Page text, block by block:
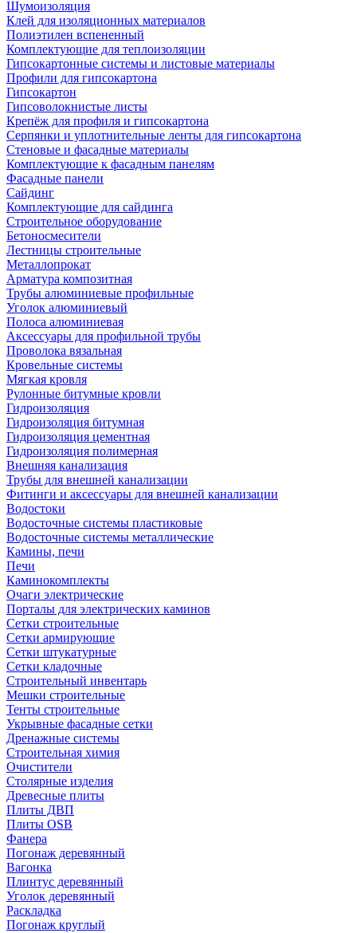
Шумоизоляция
Клей для изоляционных материалов
Полиэтилен вспененный
Комплектующие для теплоизоляции
Гипсокартонные системы и листовые материалы
Профили для гипсокартона
Гипсокартон
Гипсоволокнистые листы
Крепёж для профиля и гипсокартона
Серпянки и уплотнительные ленты для гипсокартона
Стеновые и фасадные материалы
Комплектующие к фасадным панелям
Фасадные панели
Сайдинг
Комплектующие для сайдинга
Строительное оборудование
Бетоносмесители
Лестницы строительные
Металлопрокат
Арматура композитная
Трубы алюминиевые профильные
Уголок алюминиевый
Полоса алюминиевая
Аксессуары для профильной трубы
Проволока вязальная
Кровельные системы
Мягкая кровля
Рулонные битумные кровли
Гидроизоляция
Гидроизоляция битумная
Гидроизоляция цементная
Гидроизоляция полимерная
Внешняя канализация
Трубы для внешней канализации
Фитинги и аксессуары для внешней канализации
Водостоки
Водосточные системы пластиковые
Водосточные системы металлические
Камины, печи
Печи
Каминокомплекты
Очаги электрические
Порталы для электрических каминов
Сетки строительные
Сетки армирующие
Сетки штукатурные
Сетки кладочные
Строительный инвентарь
Мешки строительные
Тенты строительные
Укрывные фасадные сетки
Дренажные системы
Строительная химия
Очистители
Столярные изделия
Древесные плиты
Плиты ДВП
Плиты OSB
Фанера
Погонаж деревянный
Вагонка
Плинтус деревянный
Уголок деревянный
Раскладка
Погонаж круглый